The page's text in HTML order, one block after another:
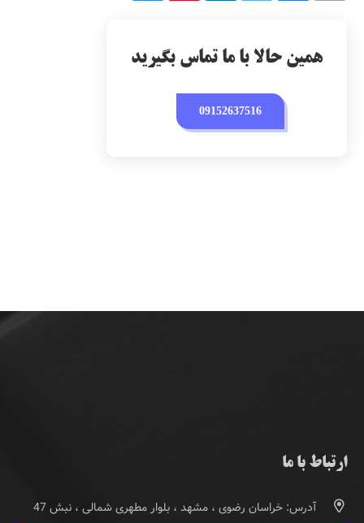
همین حالا با ما تماس بگیرید
09152637516
ارتباط با ما
آدرس: خراسان رضوی ، مشهد ، بلوار مطهری شمالی ، نبش 47